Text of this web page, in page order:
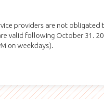
providers are not obligated
valid following October 31.
on weekdays).